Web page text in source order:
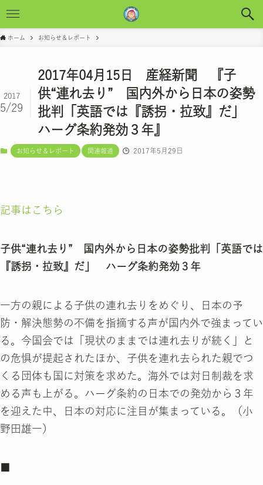
ホーム お知らせ＆レポート
2017年04月15日 産経新聞 『子
供“連れ去り” 国内外から日本の姿勢
批判「英語では『誘拐・拉致』だ」
ハーグ条約発効３年』
2017
5/29
お知らせ＆レポート 関連報道 2017年5月29日
記事はこちら
子供“連れ去り” 国内外から日本の姿勢批判「英語では
『誘拐・拉致』だ」 ハーグ条約発効３年
一方の親による子供の連れ去りをめぐり、日本の予
防・解決態勢の不備を指摘する声が国内外で強まってい
る。今国会では「現状のままでは連れ去りが続く」と
の危惧が提起されたほか、子供を連れ去られた親でつ
くる団体も国に対策を求めた。海外では対日制裁を求
める声も上がる。ハーグ条約の日本での発効から３年
を迎えた中、日本の対応に注目が集まっている。（小
野田雄一）